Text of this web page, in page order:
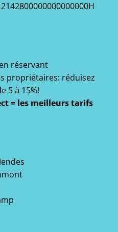
réservant
propriétaires: réduisez
5 à 15%!
= les meilleurs tarifs